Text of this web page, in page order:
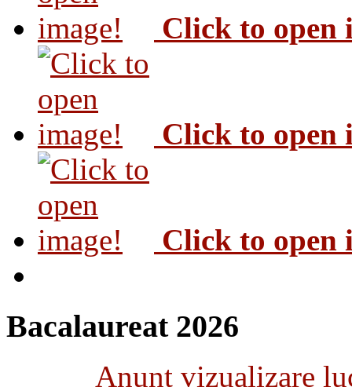
Click to open
Click to open
Click to open
Bacalaureat 2026
Anunţ vizualizare